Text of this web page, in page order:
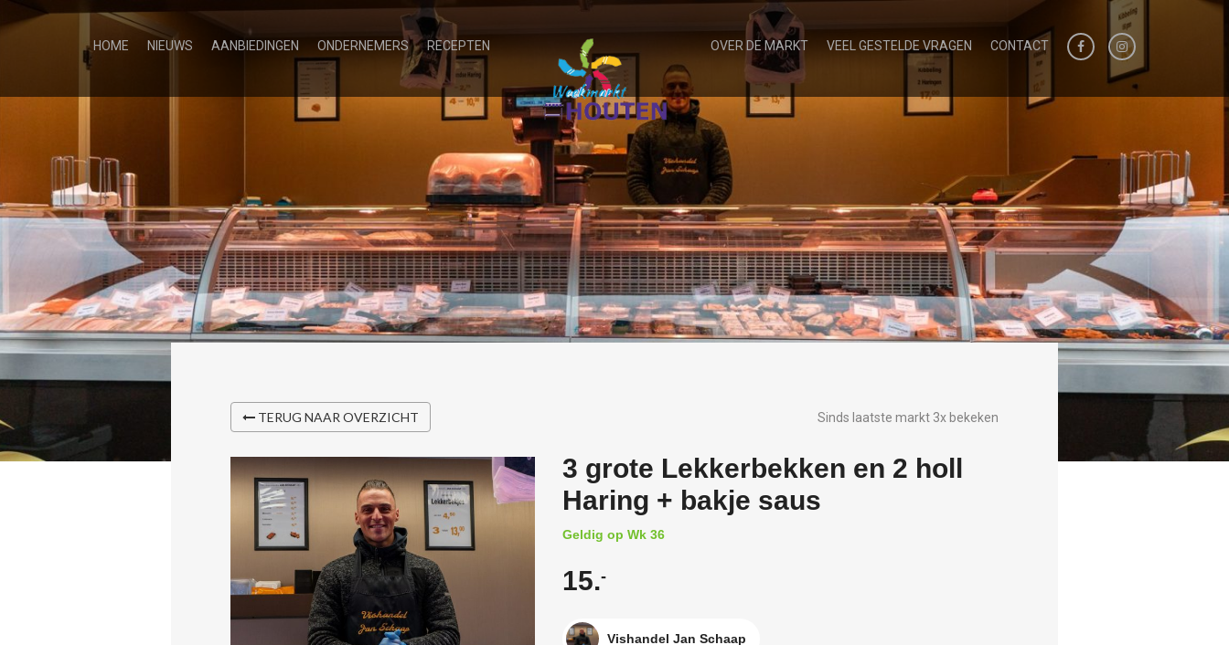
HOME NIEUWS AANBIEDINGEN ONDERNEMERS RECEPTEN OVER DE MARKT VEEL GESTELDE VRAGEN CONTACT
TERUG NAAR OVERZICHT Sinds laatste markt 3x bekeken
3 grote Lekkerbekken en 2 holl
Haring + bakje saus
Geldig op Wk 36
15.-
Vishandel Jan Schaap